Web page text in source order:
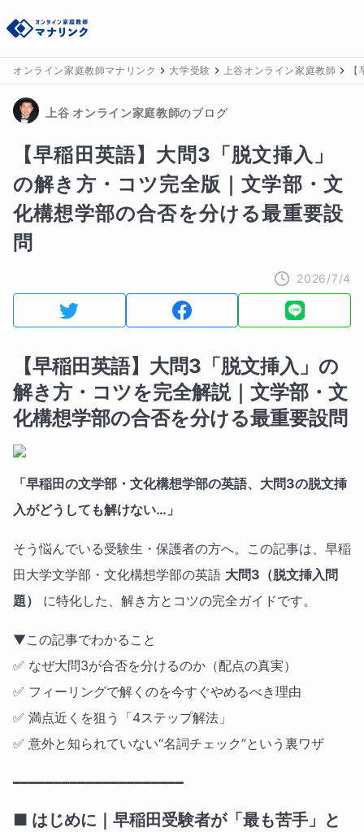
オンライン家庭教師マナリンク 大学受験 上谷オンライン家庭教師
上谷 オンライン家庭教師のブログ
【早稲田英語】大問3「脱文挿入」
の解き方・コツ完全版｜文学部・文
化構想学部の合否を分ける最重要設
問
2026/7/4
【早稲田英語】大問3「脱文挿入」の
解き方・コツを完全解説｜文学部・文
化構想学部の合否を分ける最重要設問
「早稲田の文学部・文化構想学部の英語、大問3の脱文挿
入がどうしても解けない…」
そう悩んでいる受験生・保護者の方へ。この記事は、早稲
田大学文学部・文化構想学部の英語 大問3（脱文挿入問
題）
に特化した、解き方とコツの完全ガイドです。
▼この記事でわかること
✅ なぜ大問3が合否を分けるのか（配点の真実）
✅ フィーリングで解くのを今すぐやめるべき理由
✅ 満点近くを狙う「4ステップ解法」
✅ 意外と知られていない“名詞チェック”という裏ワザ
━━━━━━━━━━━━━━━━━━━━━
■ はじめに｜早稲田受験者が「最も苦手」と